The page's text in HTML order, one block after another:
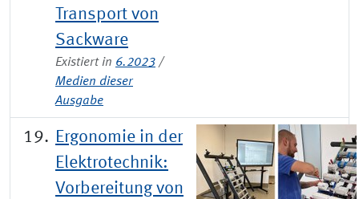
Transport von
Sackware
Existiert in 6.2023 /
Medien dieser
Ausgabe
Ergonomie in der
Elektrotechnik:
Vorbereitung von